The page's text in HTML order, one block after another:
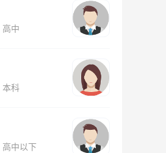
高中
本科
高中以下